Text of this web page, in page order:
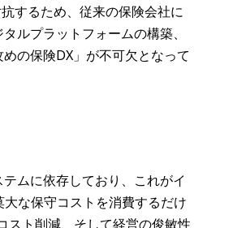
するため、従来の保険会社に
ルプラットフォームの構築、
の保険DX」が不可欠となって
ムに依存しており、これがイ
な保守コストを消費するだけ
スト削減、そして経営の俊敏性